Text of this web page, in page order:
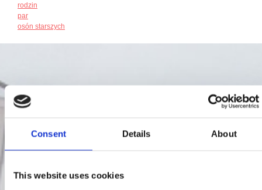
Consent Details About
This website uses cookies
rodzin
par
osón starszych